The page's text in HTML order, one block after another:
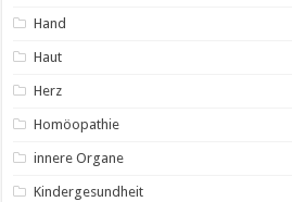
Hand
Haut
Herz
Homöopathie
innere Organe
Kindergesundheit